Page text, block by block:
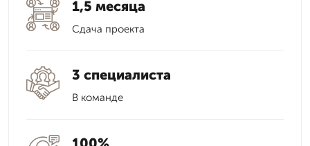
1,5 месяца
Сдача проекта
3 специалиста
В команде